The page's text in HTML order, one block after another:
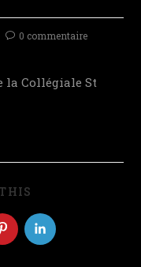
0 commentaire
la Collégiale St